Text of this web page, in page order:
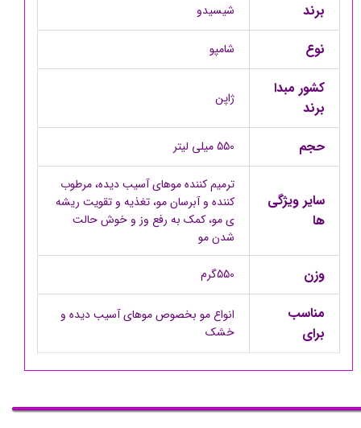
برند شیسیدو
نوع شامپو
کشور مبدا
برند
ژاپن
حجم 550 میلی لیتر
سایر ویژگی
ها
ترمیم کننده موهای آسیب دیده، مرطوب
کننده و آبرسان مو، تغذیه و تقویت ریشه
ی مو، کمک به رفع وز و خوش حالت
شدن مو
وزن 550گرم
مناسب
برای
انواع مو بخصوص موهای آسیب دیده و
خشک